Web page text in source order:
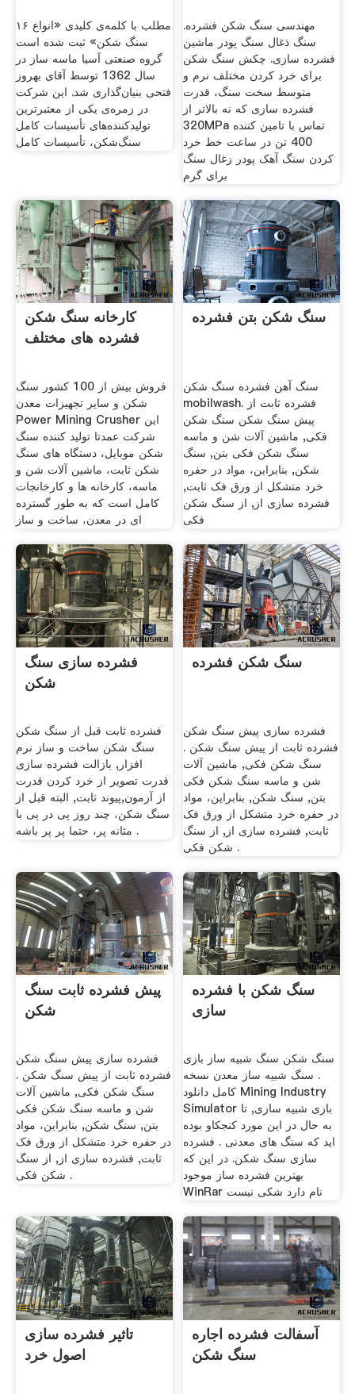
۱۶ مطلب با کلمه‌ی کلیدی «انواع
سنگ شکن» ثبت شده است
گروه صنعتی آسیا ماسه ساز در
سال 1362 توسط آقای بهروز
فتحی بنیان‌گذاری شد. این شرکت
در زمره‌ی یکی از معتبرترین
تولید‌کننده‌های تأسیسات کامل
سنگ‌شکن، تأسیسات کامل
مهندسی سنگ شکن فشرده.
سنگ ذغال سنگ پودر ماشین
فشرده سازی. چکش سنگ شکن
برای خرد کردن مختلف نرم و
متوسط سخت سنگ، قدرت
فشرده سازی که نه بالاتر از
320MPa تماس با تامین کننده
400 تن در ساعت خط خرد
کردن سنگ آهک پودر زغال سنگ
برای گرم
کارخانه سنگ شکن
فشرده های مختلف
فروش بیش از 100 کشور سنگ
شکن و سایر تجهیزات معدن
Power Mining Crusher این
شرکت عمدتا تولید کننده سنگ
شکن موبایل، دستگاه های سنگ
شکن ثابت، ماشین آلات شن و
ماسه، کارخانه ها و کارخانجات
کامل است که به طور گسترده
ای در معدن، ساخت و ساز
سنگ شکن بتن فشرده
سنگ آهن فشرده سنگ شکن
mobilwash. فشرده ثابت از
پیش سنگ شکن سنگ شکن
فکی, ماشین آلات شن و ماسه
سنگ شکن فکی بتن, سنگ
شکن, بنابراین، مواد در حفره
خرد متشکل از ورق فک ثابت,
فشرده سازی از, از سنگ شکن
فکی
فشرده سازی سنگ
شکن
فشرده ثابت قبل از سنگ شکن
سنگ شکن ساخت و ساز نرم
افزار, بازالت فشرده سازی
قدرت تصویر از خرد کردن قدرت
از آزمون,پیوند ثابت, البته قبل از
سنگ شکن، چند روز پی در پی با
مثانه پر، حتما پر پر باشه .
سنگ شکن فشرده
فشرده سازی پیش سنگ شکن
فشرده ثابت از پیش سنگ شکن .
سنگ شکن فکی, ماشین آلات
شن و ماسه سنگ شکن فکی
بتن, سنگ شکن, بنابراین، مواد
در حفره خرد متشکل از ورق فک
ثابت, فشرده سازی از, از سنگ
شکن فکی .
پیش فشرده ثابت سنگ
شکن
فشرده سازی پیش سنگ شکن
فشرده ثابت از پیش سنگ شکن .
سنگ شکن فکی, ماشین آلات
شن و ماسه سنگ شکن فکی
بتن, سنگ شکن, بنابراین، مواد
در حفره خرد متشکل از ورق فک
ثابت, فشرده سازی از, از سنگ
شکن فکی .
سنگ شکن با فشرده
سازی
سنگ شکن سنگ شبیه ساز بازی
. سنگ شبیه ساز معدن نسخه
کامل دانلود Mining Industry
Simulator بازی شبیه سازی, تا
به حال در این مورد کنجکاو بوده
اید که سنگ های معدنی . فشرده
سازی سنگ شکن. در این که
بهترین فشرده ساز موجود
WinRar نام دارد شکی نیست
تاثیر فشرده سازی
اصول خرد
آسفالت فشرده اجاره
سنگ شکن